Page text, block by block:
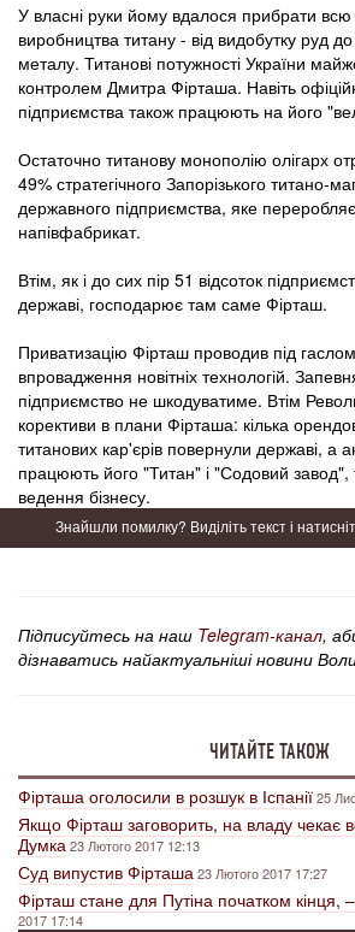
У власні руки йому вдалося прибрати всю
виробництва титану - від видобутку руд
металу. Титанові потужності України
контролем Дмитра Фірташа. Навіть
підприємства також працюють на його
Остаточно титанову монополію олігарх
49% стратегічного Запорізького титано-
державного підприємства, яке
напівфабрикат.
Втім, як і до сих пір 51 відсоток
державі, господарює там саме Фірташ.
Приватизацію Фірташ проводив під гаслом
впровадження новітніх технологій.
підприємство не шкодуватиме. Втім
корективи в плани Фірташа: кілька
титанових кар'єрів повернули державі, а
працюють його "Титан" і "Содовий завод",
ведення бізнесу.
Знайшли помилку? Виділіть текст і
Підписуйтесь на наш Telegram-канал,
дізнаватись найактуальніші новини
ЧИТАЙТЕ ТАКОЖ
Фірташа оголосили в розшук в Іспанії25
Якщо Фірташ заговорить, на владу чекає
Думка23 Лютого 2017 12:13
Суд випустив Фірташа23 Лютого 2017 17:27
Фірташ стане для Путіна початком кінця,
2017 17:14